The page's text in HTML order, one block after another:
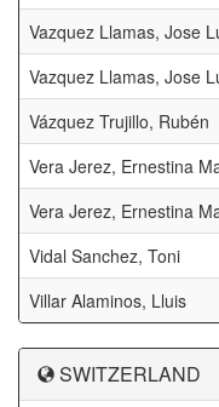
Vazquez Llamas, Jose
Vazquez Llamas, Jose
Vázquez Trujillo, Rubén
Vera Jerez, Ernestina
Vera Jerez, Ernestina
Vidal Sanchez, Toni
Villar Alaminos, Lluis
SWITZERLAND